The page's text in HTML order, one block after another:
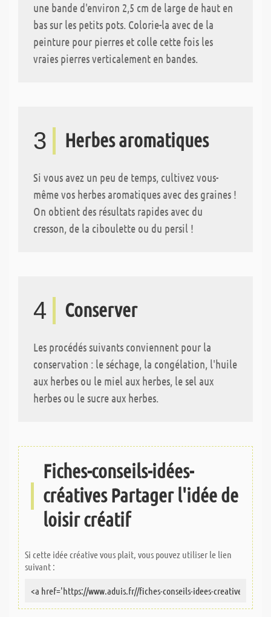
une bande d'environ 2,5 cm de large de haut en
bas sur les petits pots. Colorie-la avec de la
peinture pour pierres et colle cette fois les
vraies pierres verticalement en bandes.
3 Herbes aromatiques
Si vous avez un peu de temps, cultivez vous-
même vos herbes aromatiques avec des graines !
On obtient des résultats rapides avec du
cresson, de la ciboulette ou du persil !
4 Conserver
Les procédés suivants conviennent pour la
conservation : le séchage, la congélation, l'huile
aux herbes ou le miel aux herbes, le sel aux
herbes ou le sucre aux herbes.
Fiches-conseils-idées-
créatives Partager l'idée de
loisir créatif
Si cette idée créative vous plait, vous pouvez utiliser le lien
suivant :